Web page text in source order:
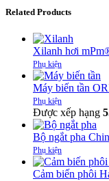
Related Products
Xilanh hơi
Phụ kiện
Máy biến tần
Phụ kiện
Được xếp hạng
Bộ ngắt pha
Phụ kiện
Cảm biến phôi